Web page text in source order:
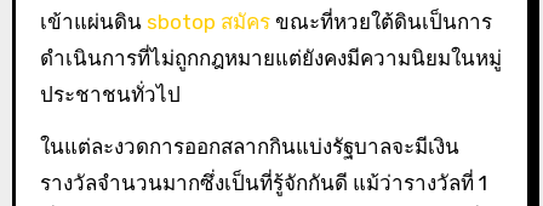
เข้าแผ่นดิน sbotop สมัครขณะที่หวยใต้ดินเป็นการ
ดำเนินการที่ไม่ถูกกฎหมายแต่ยังคงมีความนิยมในหมู่
ประชาชนทั่วไป
ในแต่ละงวดการออกสลากกินแบ่งรัฐบาลจะมีเงิน
รางวัลจำนวนมากซึ่งเป็นที่รู้จักกันดี แม้ว่ารางวัลที่ 1